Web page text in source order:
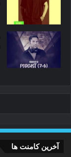
آخرین کامنت ها